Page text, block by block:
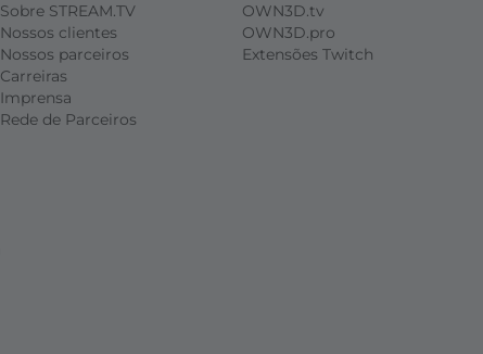
Sobre STREAM.TV
Nossos clientes
Nossos parceiros
Carreiras
Imprensa
Rede de Parceiros
OWN3D.tv
OWN3D.pro
Extensões Twitch